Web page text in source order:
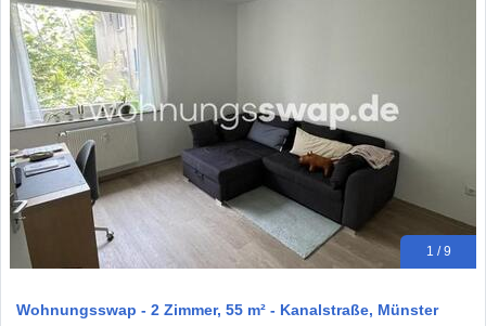
1 / 9
Wohnungsswap - 2 Zimmer, 55 m² - Kanalstraße, Münster